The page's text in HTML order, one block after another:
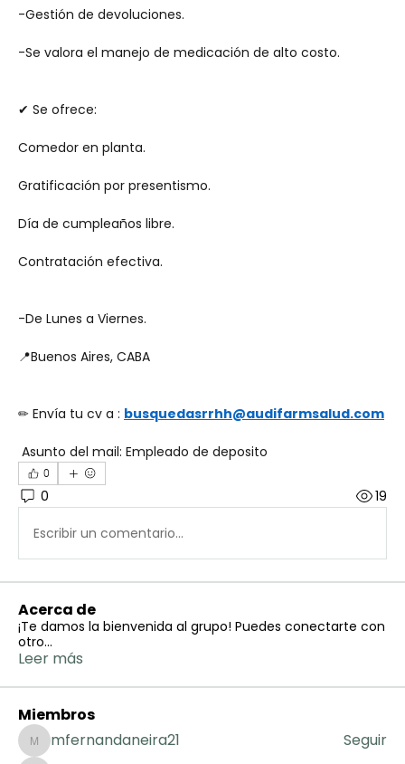
-Gestión de devoluciones.
-Se valora el manejo de medicación de alto costo.
✔ Se ofrece:
Comedor en planta.
Gratificación por presentismo.
Día de cumpleaños libre.
Contratación efectiva.
-De Lunes a Viernes.
📍Buenos Aires, CABA
✏ Envía tu cv a : busquedasrrhh@audifarmsalud.com
Asunto del mail: Empleado de deposito
0
0 19
Escribir un comentario...
Acerca de
¡Te damos la bienvenida al grupo! Puedes conectarte con
otro...
Leer más
Miembros
mfernandaneira21
mfernandaneira21
Seguir